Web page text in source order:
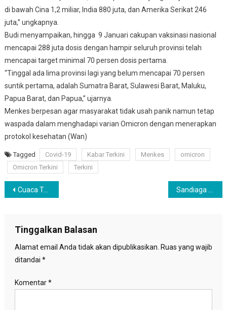
di bawah Cina 1,2 miliar, India 880 juta, dan Amerika Serikat 246
juta,” ungkapnya.
Budi menyampaikan, hingga 9 Januari cakupan vaksinasi nasional
mencapai 288 juta dosis dengan hampir seluruh provinsi telah
mencapai target minimal 70 persen dosis pertama.
“Tinggal ada lima provinsi lagi yang belum mencapai 70 persen
suntik pertama, adalah Sumatra Barat, Sulawesi Barat, Maluku,
Papua Barat, dan Papua,” ujarnya.
Menkes berpesan agar masyarakat tidak usah panik namun tetap
waspada dalam menghadapi varian Omicron dengan menerapkan
protokol kesehatan (Wan)
Tagged Covid-19 Kabar Terkini Menkes
omicron
Omicron Terkini
Terkini
Navigasi
Cuaca Terkini, Potensi Hujan Lebat Disertai Kilat di Sejumlah Wilayah Indonesia
Tinggalkan Balasan
Alamat email Anda tidak akan dipublikasikan. Ruas yang wajib
ditandai *
Komentar*